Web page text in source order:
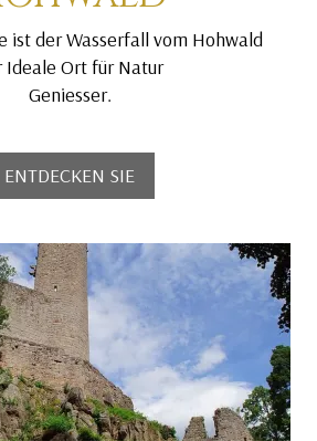
ist der Wasserfall vom Hohwald
Ideale Ort für Natur
Geniesser.
ENTDECKEN SIE